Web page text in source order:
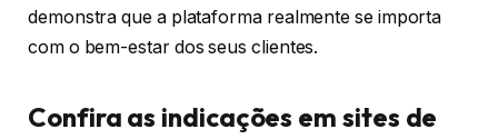
demonstra que a plataforma realmente se importa
com o bem-estar dos seus clientes.
Confira as indicações em sites de